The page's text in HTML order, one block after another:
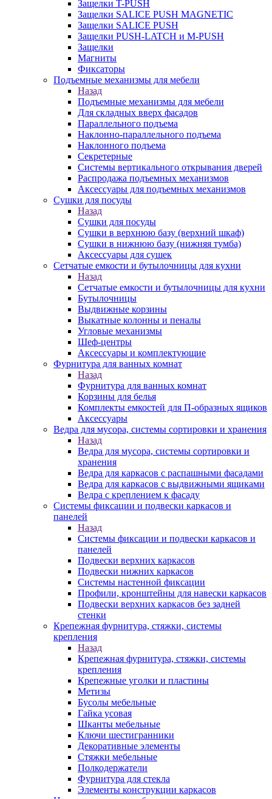
Защелки T-PUSH
Защелки SALICE PUSH MAGNETIC
Защелки SALICE PUSH
Защелки PUSH-LATCH и M-PUSH
Защелки
Магниты
Фиксаторы
Подъемные механизмы для мебели
Назад
Подъемные механизмы для мебели
Для складных вверх фасадов
Параллельного подъема
Наклонно-параллельного подъема
Наклонного подъема
Секретерные
Системы вертикального открывания дверей
Распродажа подъемных механизмов
Аксессуары для подъемных механизмов
Сушки для посуды
Назад
Сушки для посуды
Сушки в верхнюю базу (верхний шкаф)
Сушки в нижнюю базу (нижняя тумба)
Аксессуары для сушек
Сетчатые емкости и бутылочницы для кухни
Назад
Сетчатые емкости и бутылочницы для кухни
Бутылочницы
Выдвижные корзины
Выкатные колонны и пеналы
Угловые механизмы
Шеф-центры
Аксессуары и комплектующие
Фурнитура для ванных комнат
Назад
Фурнитура для ванных комнат
Корзины для белья
Комплекты емкостей для П-образных ящиков
Аксессуары
Ведра для мусора, системы сортировки и хранения
Назад
Ведра для мусора, системы сортировки и
хранения
Ведра для каркасов с распашными фасадами
Ведра для каркасов с выдвижными ящиками
Ведра с креплением к фасаду
Системы фиксации и подвески каркасов и
панелей
Назад
Системы фиксации и подвески каркасов и
панелей
Подвески верхних каркасов
Подвески нижних каркасов
Системы настенной фиксации
Профили, кронштейны для навески каркасов
Подвески верхних каркасов без задней
стенки
Крепежная фурнитура, стяжки, системы
крепления
Назад
Крепежная фурнитура, стяжки, системы
крепления
Крепежные уголки и пластины
Метизы
Бусолы мебельные
Гайка усовая
Шканты мебельные
Ключи шестигранники
Декоративные элементы
Стяжки мебельные
Полкодержатели
Фурнитура для стекла
Элементы конструкции каркасов